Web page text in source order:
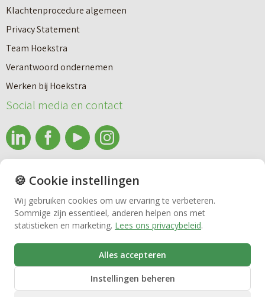
Nieuwbouw
Huren
Bedrijfsmakelaardij
Vastgoedbeheer
VvE beheer
a
k
e
l
a
a
?
p
a
l
i
n
g
C
o
Klachtenprocedure algemeen
Privacy Statement
Team Hoekstra
Verantwoord ondernemen
Werken bij Hoekstra
Social media en contact
info@makelaardijhoekstra.nl
Alle contactgegevens
Bekijk de laatste nieuwsbrief van Makelaardij Hoekstra
Inschrijven nieuwsbrief Makelaardij Hoekstra
🍪 Cookie instellingen
Wij gebruiken cookies om uw ervaring te verbeteren.
Sommige zijn essentieel, anderen helpen ons met
statistieken en marketing. Lees ons privacybeleid.
Alles accepteren
Instellingen beheren